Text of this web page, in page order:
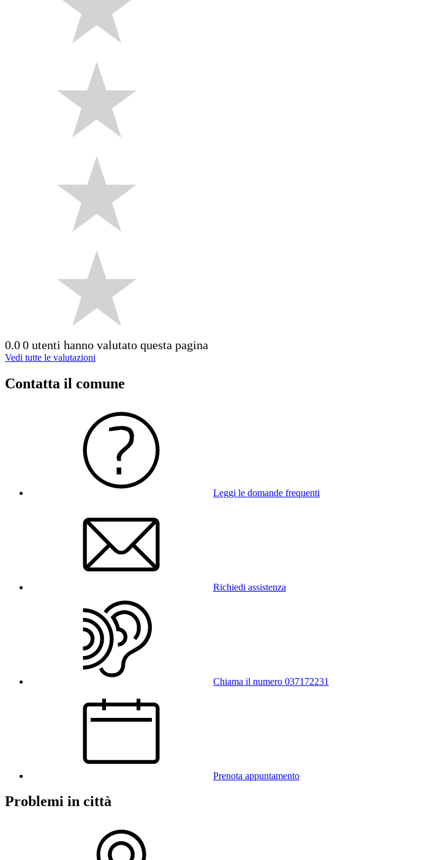
0.00 utenti hanno valutato questa pagina
Vedi tutte le valutazioni
Contatta il comune
Leggi le domande frequenti
Richiedi assistenza
Chiama il numero 037172231
Prenota appuntamento
Problemi in città